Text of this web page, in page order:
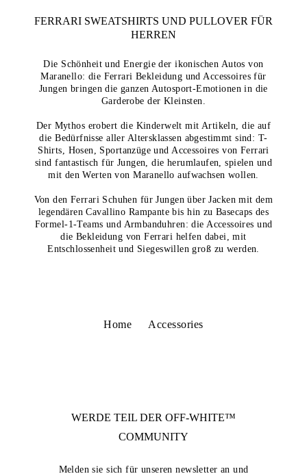
FERRARI SWEATSHIRTS UND PULLOVER FÜR
HERREN
Die Schönheit und Energie der ikonischen Autos von
Maranello: die Ferrari Bekleidung und Accessoires für
Jungen bringen die ganzen Autosport-Emotionen in die
Garderobe der Kleinsten.
Der Mythos erobert die Kinderwelt mit Artikeln, die auf
die Bedürfnisse aller Altersklassen abgestimmt sind: T-
Shirts, Hosen, Sportanzüge und Accessoires von Ferrari
sind fantastisch für Jungen, die herumlaufen, spielen und
mit den Werten von Maranello aufwachsen wollen.
Von den Ferrari Schuhen für Jungen über Jacken mit dem
legendären Cavallino Rampante bis hin zu Basecaps des
Formel-1-Teams und Armbanduhren: die Accessoires und
die Bekleidung von Ferrari helfen dabei, mit
Entschlossenheit und Siegeswillen groß zu werden.
Home Accessories
WERDE TEIL DER OFF-WHITE™
COMMUNITY
Melden sie sich für unseren newsletter an und